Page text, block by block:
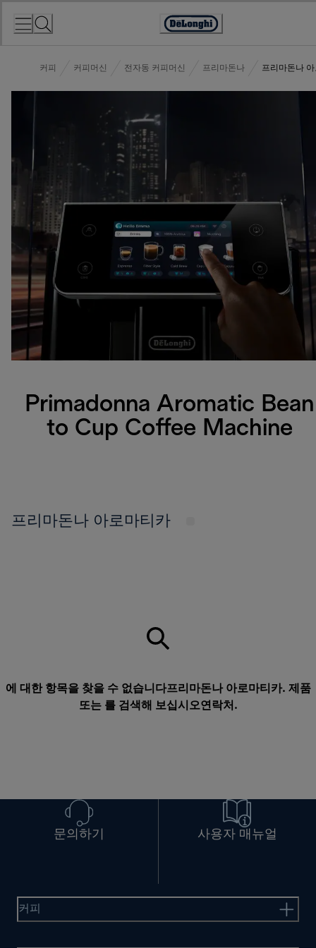
Accessibility
커피 커피머신 전자동 커피머신 프리마돈나 프리마돈나
Primadonna Aromatic Bean
to Cup Coffee Machine
프리마돈나 아로마티카
에 대한 항목을 찾을 수 없습니다프리마돈나 아로마티카. 제품
또는 를 검색해 보십시오연락처 .
문의하기 사용자 매뉴얼
커피